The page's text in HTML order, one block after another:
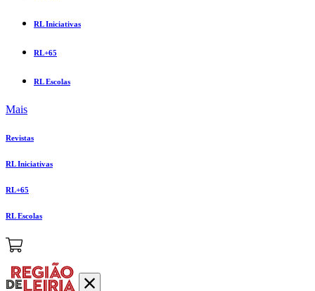
RL Iniciativas
RL+65
RL Escolas
Mais
Revistas
RL Iniciativas
RL+65
RL Escolas